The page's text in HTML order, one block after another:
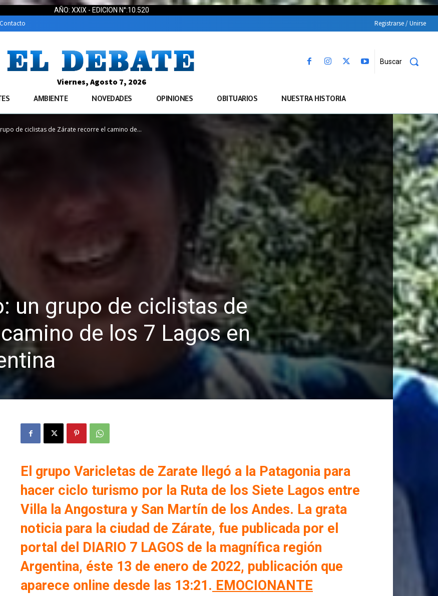
AÑO: XXIX - EDICION N°:10.520
Contacto Registrarse / Unirse
Buscar
Viernes, Agosto 7, 2026
AMBIENTE NOVEDADES OPINIONES OBITUARIOS NUESTRA HISTORIA
de ciclistas de Zárate recorre el camino de...
un grupo de ciclistas de
de los 7 Lagos en
El grupo Varicletas de Zarate llegó a la Patagonia para
hacer ciclo turismo por la Ruta de los Siete Lagos entre
Villa la Angostura y San Martín de los Andes. La grata
noticia para la ciudad de Zárate, fue publicada por el
portal del DIARIO 7 LAGOS de la magnífica región
Argentina, éste 13 de enero de 2022, publicación que
aparece online desde las 13:21. EMOCIONANTE